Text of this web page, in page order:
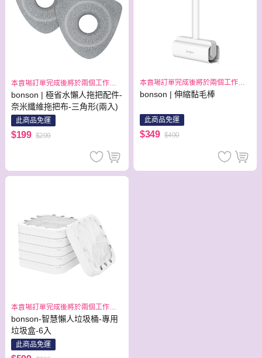
本賣場訂單完成後將於兩個工作日
出貨
bonson | 極省水懶人拖把配件-
奈米纖維拖把布-三角形(兩入)
此商品免運
$199 $299
本賣場訂單完成後將於兩個工作日
出貨
bonson | 伸縮黏毛棒
此商品免運
$349 $490
本賣場訂單完成後將於兩個工作日
出貨
bonson-智慧懶人垃圾桶-專用
垃圾盒-6入
此商品免運